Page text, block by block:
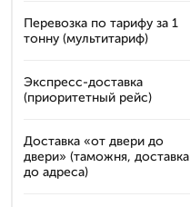
Перевозка по тарифу за 1
тонну (мультитариф)
Экспресс-доставка
(приоритетный рейс)
Доставка «от двери до
двери» (таможня, доставка
до адреса)